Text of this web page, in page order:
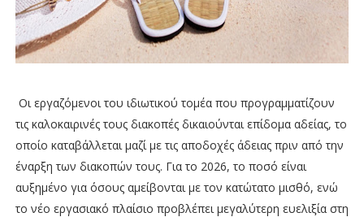
Οι εργαζόμενοι του ιδιωτικού τομέα που προγραμματίζουν
τις καλοκαιρινές τους διακοπές δικαιούνται επίδομα αδείας, το
οποίο καταβάλλεται μαζί με τις αποδοχές άδειας πριν από την
έναρξη των διακοπών τους. Για το 2026, το ποσό είναι
αυξημένο για όσους αμείβονται με τον κατώτατο μισθό, ενώ
το νέο εργασιακό πλαίσιο προβλέπει μεγαλύτερη ευελιξία στη